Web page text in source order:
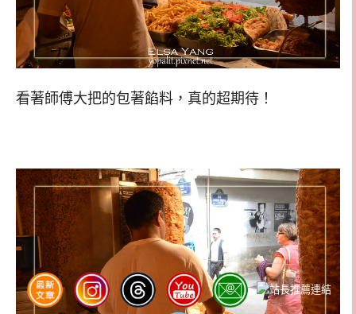
看著師傅大把的包著餡料，真的超期待！